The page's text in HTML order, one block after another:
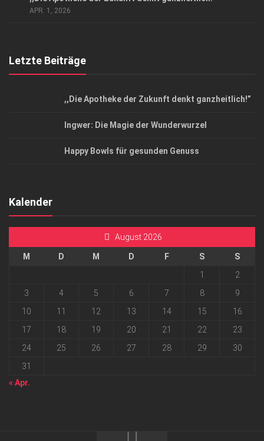
Top Magazin Dresden / Ostsachsen
APR. 1, 2026
Letzte Beiträge
,,Die Apotheke der Zukunft denkt ganzheitlich!”
Ingwer: Die Magie der Wunderwurzel
Happy Bowls für gesunden Genuss
Kalender
August 2026
M D M D F S
S
1
2
3
4 5 6 7 8
9
10
11 12 13 14 15
16
17
18 19 20 21 22
23
24
25 26 27 28 29
30
31
« Apr.